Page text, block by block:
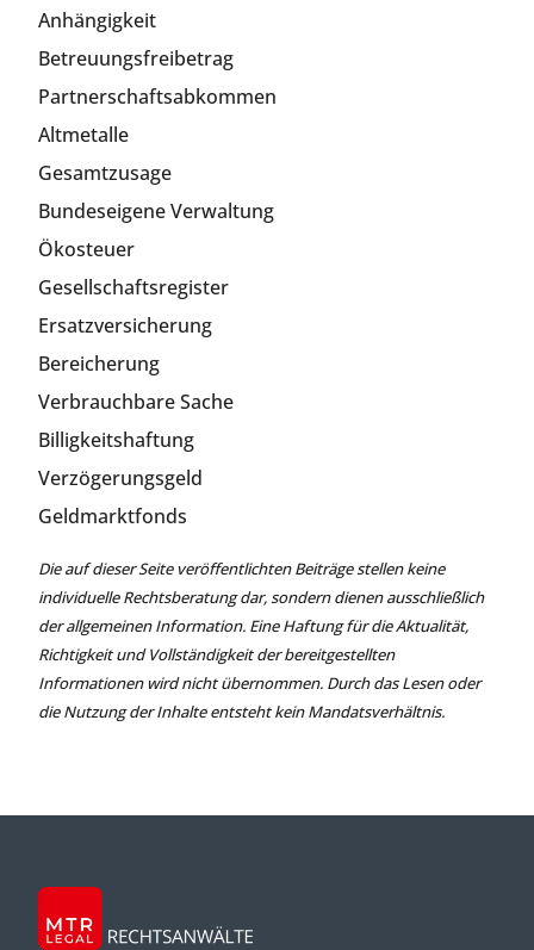
Anhängigkeit
Betreuungsfreibetrag
Partnerschaftsabkommen
Altmetalle
Gesamtzusage
Bundeseigene Verwaltung
Ökosteuer
Gesellschaftsregister
Ersatzversicherung
Bereicherung
Verbrauchbare Sache
Billigkeitshaftung
Verzögerungsgeld
Geldmarktfonds
Die auf dieser Seite veröffentlichten Beiträge stellen keine
individuelle Rechtsberatung dar, sondern dienen ausschließlich
der allgemeinen Information. Eine Haftung für die Aktualität,
Richtigkeit und Vollständigkeit der bereitgestellten
Informationen wird nicht übernommen. Durch das Lesen oder
die Nutzung der Inhalte entsteht kein Mandatsverhältnis.